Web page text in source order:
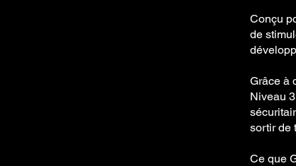
Conçu
de
Grâce à
Niveau
sortir de
Ce que